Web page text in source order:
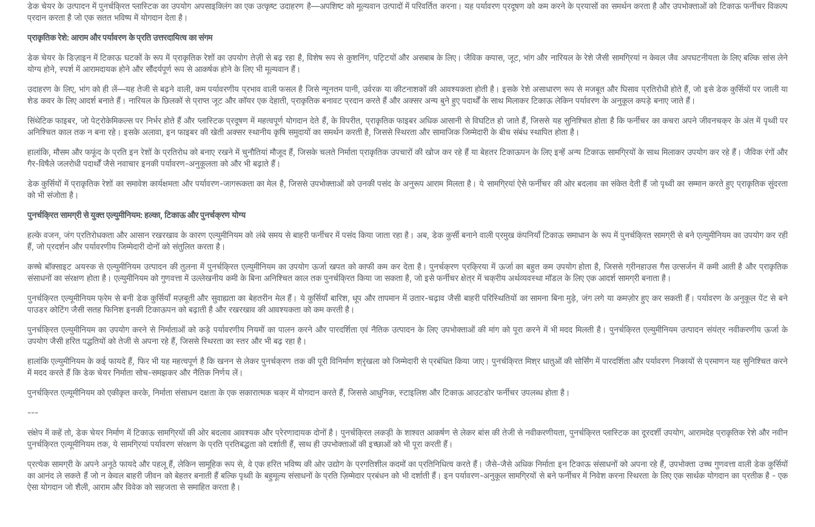
डेक चेयर के उत्पादन में पुनर्चक्रित प्लास्टिक का उपयोग अपसाइक्लिंग का एक उत्कृष्ट उदाहरण है—अपशिष्ट को मूल्यवान उत्पादों में परिवर्तित करना। यह पर्यावरण प्रदूषण को कम करने के प्रयासों का समर्थन करता है और उपभोक्ताओं को टिकाऊ फर्नीचर विकल्प
प्रदान करता है जो एक सतत भविष्य में योगदान देता है।
प्राकृतिक रेशे: आराम और पर्यावरण के प्रति उत्तरदायित्व का संगम
डेक चेयर के डिज़ाइन में टिकाऊ घटकों के रूप में प्राकृतिक रेशों का उपयोग तेज़ी से बढ़ रहा है, विशेष रूप से कुशनिंग, पट्टियों और असबाब के लिए। जैविक कपास, जूट, भांग और नारियल के रेशे जैसी सामग्रियां न केवल जैव अपघटनीयता के लिए बल्कि सांस लेने
योग्य होने, स्पर्श में आरामदायक होने और सौंदर्यपूर्ण रूप से आकर्षक होने के लिए भी मूल्यवान हैं।
उदाहरण के लिए, भांग को ही लें—यह तेजी से बढ़ने वाली, कम पर्यावरणीय प्रभाव वाली फसल है जिसे न्यूनतम पानी, उर्वरक या कीटनाशकों की आवश्यकता होती है। इसके रेशे असाधारण रूप से मजबूत और घिसाव प्रतिरोधी होते हैं, जो इसे डेक कुर्सियों पर जाली या
शेड कवर के लिए आदर्श बनाते हैं। नारियल के छिलकों से प्राप्त जूट और कॉयर एक देहाती, प्राकृतिक बनावट प्रदान करते हैं और अक्सर अन्य बुने हुए पदार्थों के साथ मिलाकर टिकाऊ लेकिन पर्यावरण के अनुकूल कपड़े बनाए जाते हैं।
सिंथेटिक फाइबर, जो पेट्रोकेमिकल्स पर निर्भर होते हैं और प्लास्टिक प्रदूषण में महत्वपूर्ण योगदान देते हैं, के विपरीत, प्राकृतिक फाइबर अधिक आसानी से विघटित हो जाते हैं, जिससे यह सुनिश्चित होता है कि फर्नीचर का कचरा अपने जीवनचक्र के अंत में पृथ्वी पर
अनिश्चित काल तक न बना रहे। इसके अलावा, इन फाइबर की खेती अक्सर स्थानीय कृषि समुदायों का समर्थन करती है, जिससे स्थिरता और सामाजिक जिम्मेदारी के बीच संबंध स्थापित होता है।
हालांकि, मौसम और फफूंद के प्रति इन रेशों के प्रतिरोध को बनाए रखने में चुनौतियां मौजूद हैं, जिसके चलते निर्माता प्राकृतिक उपचारों की खोज कर रहे हैं या बेहतर टिकाऊपन के लिए इन्हें अन्य टिकाऊ सामग्रियों के साथ मिलाकर उपयोग कर रहे हैं। जैविक रंगों और
गैर-विषैले जलरोधी पदार्थों जैसे नवाचार इनकी पर्यावरण-अनुकूलता को और भी बढ़ाते हैं।
डेक कुर्सियों में प्राकृतिक रेशों का समावेश कार्यक्षमता और पर्यावरण-जागरूकता का मेल है, जिससे उपभोक्ताओं को उनकी पसंद के अनुरूप आराम मिलता है। ये सामग्रियां ऐसे फर्नीचर की ओर बदलाव का संकेत देती हैं जो पृथ्वी का सम्मान करते हुए प्राकृतिक सुंदरता
को भी संजोता है।
पुनर्चक्रित सामग्री से युक्त एल्युमीनियम: हल्का, टिकाऊ और पुनर्चक्रण योग्य
हल्के वजन, जंग प्रतिरोधकता और आसान रखरखाव के कारण एल्युमीनियम को लंबे समय से बाहरी फर्नीचर में पसंद किया जाता रहा है। अब, डेक कुर्सी बनाने वाली प्रमुख कंपनियाँ टिकाऊ समाधान के रूप में पुनर्चक्रित सामग्री से बने एल्युमीनियम का उपयोग कर रही
हैं, जो प्रदर्शन और पर्यावरणीय जिम्मेदारी दोनों को संतुलित करता है।
कच्चे बॉक्साइट अयस्क से एल्युमीनियम उत्पादन की तुलना में पुनर्चक्रित एल्युमीनियम का उपयोग ऊर्जा खपत को काफी कम कर देता है। पुनर्चक्रण प्रक्रिया में ऊर्जा का बहुत कम उपयोग होता है, जिससे ग्रीनहाउस गैस उत्सर्जन में कमी आती है और प्राकृतिक
संसाधनों का संरक्षण होता है। एल्युमीनियम को गुणवत्ता में उल्लेखनीय कमी के बिना अनिश्चित काल तक पुनर्चक्रित किया जा सकता है, जो इसे फर्नीचर क्षेत्र में चक्रीय अर्थव्यवस्था मॉडल के लिए एक आदर्श सामग्री बनाता है।
पुनर्चक्रित एल्यूमीनियम फ्रेम से बनी डेक कुर्सियाँ मज़बूती और सुवाह्यता का बेहतरीन मेल हैं। ये कुर्सियाँ बारिश, धूप और तापमान में उतार-चढ़ाव जैसी बाहरी परिस्थितियों का सामना बिना मुड़े, जंग लगे या कमज़ोर हुए कर सकती हैं। पर्यावरण के अनुकूल पेंट से बने
पाउडर कोटिंग जैसी सतह फिनिश इनकी टिकाऊपन को बढ़ाती है और रखरखाव की आवश्यकता को कम करती है।
पुनर्चक्रित एल्युमीनियम का उपयोग करने से निर्माताओं को कड़े पर्यावरणीय नियमों का पालन करने और पारदर्शिता एवं नैतिक उत्पादन के लिए उपभोक्ताओं की मांग को पूरा करने में भी मदद मिलती है। पुनर्चक्रित एल्युमीनियम उत्पादन संयंत्र नवीकरणीय ऊर्जा के
उपयोग जैसी हरित पद्धतियों को तेजी से अपना रहे हैं, जिससे स्थिरता का स्तर और भी बढ़ रहा है।
हालांकि एल्युमीनियम के कई फायदे हैं, फिर भी यह महत्वपूर्ण है कि खनन से लेकर पुनर्चक्रण तक की पूरी विनिर्माण श्रृंखला को जिम्मेदारी से प्रबंधित किया जाए। पुनर्चक्रित मिश्र धातुओं की सोर्सिंग में पारदर्शिता और पर्यावरण निकायों से प्रमाणन यह सुनिश्चित करने
में मदद करते हैं कि डेक चेयर निर्माता सोच-समझकर और नैतिक निर्णय लें।
पुनर्चक्रित एल्यूमीनियम को एकीकृत करके, निर्माता संसाधन दक्षता के एक सकारात्मक चक्र में योगदान करते हैं, जिससे आधुनिक, स्टाइलिश और टिकाऊ आउटडोर फर्नीचर उपलब्ध होता है।
---
संक्षेप में कहें तो, डेक चेयर निर्माण में टिकाऊ सामग्रियों की ओर बदलाव आवश्यक और प्रेरणादायक दोनों है। पुनर्चक्रित लकड़ी के शाश्वत आकर्षण से लेकर बांस की तेजी से नवीकरणीयता, पुनर्चक्रित प्लास्टिक का दूरदर्शी उपयोग, आरामदेह प्राकृतिक रेशे और नवीन
पुनर्चक्रित एल्यूमीनियम तक, ये सामग्रियां पर्यावरण संरक्षण के प्रति प्रतिबद्धता को दर्शाती हैं, साथ ही उपभोक्ताओं की इच्छाओं को भी पूरा करती हैं।
प्रत्येक सामग्री के अपने अनूठे फायदे और पहलू हैं, लेकिन सामूहिक रूप से, वे एक हरित भविष्य की ओर उद्योग के प्रगतिशील कदमों का प्रतिनिधित्व करते हैं। जैसे-जैसे अधिक निर्माता इन टिकाऊ संसाधनों को अपना रहे हैं, उपभोक्ता उच्च गुणवत्ता वाली डेक कुर्सियों
का आनंद ले सकते हैं जो न केवल बाहरी जीवन को बेहतर बनाती हैं बल्कि पृथ्वी के बहुमूल्य संसाधनों के प्रति ज़िम्मेदार प्रबंधन को भी दर्शाती हैं। इन पर्यावरण-अनुकूल सामग्रियों से बने फर्नीचर में निवेश करना स्थिरता के लिए एक सार्थक योगदान का प्रतीक है - एक
ऐसा योगदान जो शैली, आराम और विवेक को सहजता से समाहित करता है।